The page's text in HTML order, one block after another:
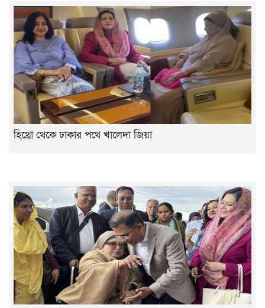
হিথ্রো থেকে ঢাকার পথে খালেদা জিয়া